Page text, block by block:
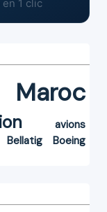
en 1 clic
Maroc
avions
Bellatig
Boeing